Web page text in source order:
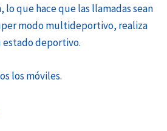
lo que hace que las llamadas sean
modo multideportivo, realiza
deportivo.
los móviles.